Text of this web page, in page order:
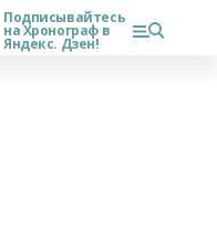
Подписывайтесь
на Хронограф в
Яндекс. Дзен!